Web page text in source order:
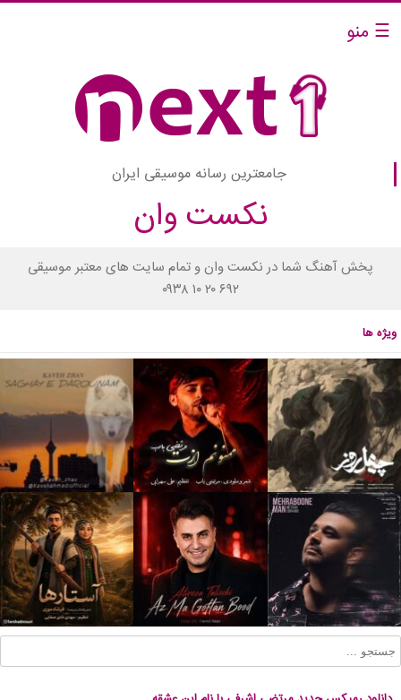
☰ منو
جامعترین رسانه موسیقی ایران
نکست وان
پخش آهنگ شما در نکست وان و تمام سایت های معتبر موسیقی
۰۹۳۸ ۱۰ ۲۰ ۶۹۲
ویژه ها